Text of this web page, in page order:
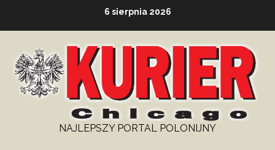
6 sierpnia 2026
NAJLEPSZY PORTAL POLONIJNY